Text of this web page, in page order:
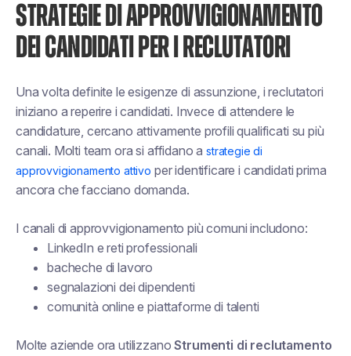
STRATEGIE DI APPROVVIGIONAMENTO
DEI CANDIDATI PER I RECLUTATORI
Una volta definite le esigenze di assunzione, i reclutatori
iniziano a reperire i candidati. Invece di attendere le
candidature, cercano attivamente profili qualificati su più
canali. Molti team ora si affidano astrategie di
approvvigionamento attivo per identificare i candidati prima
ancora che facciano domanda.
I canali di approvvigionamento più comuni includono:
LinkedIn e reti professionali
bacheche di lavoro
segnalazioni dei dipendenti
comunità online e piattaforme di talenti
Molte aziende ora utilizzanoStrumenti di reclutamento